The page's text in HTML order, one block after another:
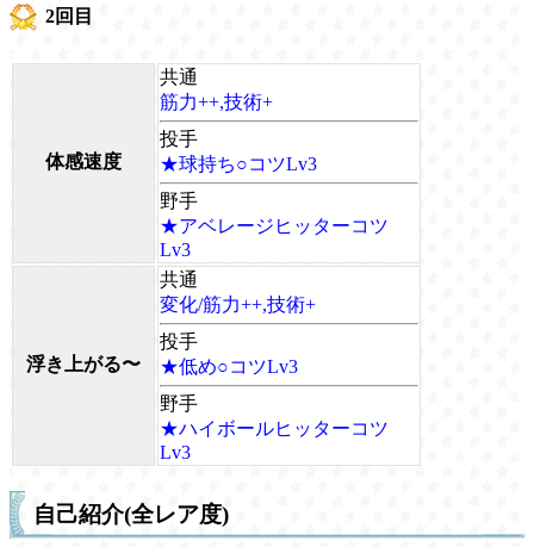
2回目
体感速度
共通
筋力++,技術+
投手
★球持ち○コツLv3
野手
★アベレージヒッターコツ
Lv3
浮き上がる〜
共通
変化/筋力++,技術+
投手
★低め○コツLv3
野手
★ハイボールヒッターコツ
Lv3
自己紹介(全レア度)